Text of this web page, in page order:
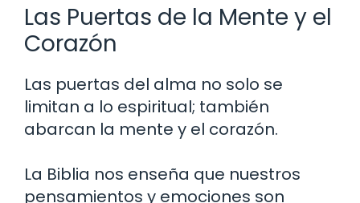
Las Puertas de la Mente y el
Corazón
Las puertas del alma no solo se
limitan a lo espiritual; también
abarcan la mente y el corazón.
La Biblia nos enseña que nuestros
pensamientos y emociones son